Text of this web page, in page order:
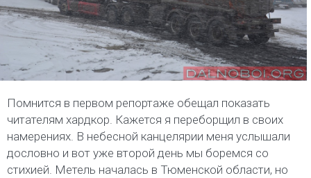
Помнится в первом репортаже обещал показать
читателям хардкор. Кажется я переборщил в своих
намерениях. В небесной канцелярии меня услышали
дословно и вот уже второй день мы боремся со
стихией. Метель началась в Тюменской области, но